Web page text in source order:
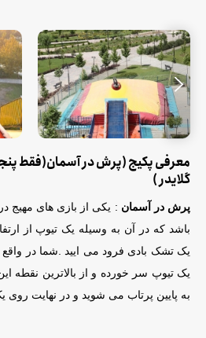
معرفی پکیج (پرش در آسمان(فقط
گلایدر )
پرش در آسمان : یکی از بازی های مهیج
باشد که در آن به وسیله یک تیوپ از
یک تشک بادی فرود می ایید .شما در
یک تیوپ سر خورده و از بالاترین نقطه
به پایین پرتاب می شوید و در نهایت روی